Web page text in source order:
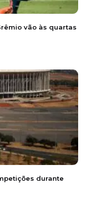
vão às quartas
durante